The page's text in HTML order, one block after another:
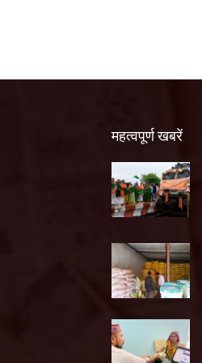
महत्वपूर्ण खबरें